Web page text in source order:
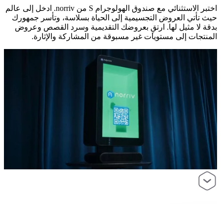
اختبر الاستثنائي مع صندوق الهولوجرام S من norriv. ادخل إلى عالم
حيث تأتي العروض التجسيمية إلى الحياة بسلاسة، وتأسر جمهورك
بدقة لا مثيل لها. ارتقِ بعروضك التقديمية وسرد القصص وعروض
المنتجات إلى مستويات غير مسبوقة من المشاركة والإثارة.